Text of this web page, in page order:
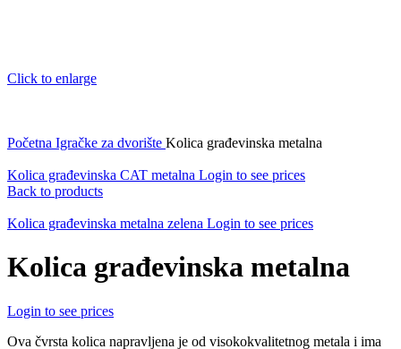
Click to enlarge
Početna Igračke za dvorište Kolica građevinska metalna
Kolica građevinska CAT metalna Login to see prices
Back to products
Kolica građevinska metalna zelena Login to see prices
Kolica građevinska metalna
Login to see prices
Ova čvrsta kolica napravljena je od visokokvalitetnog metala i ima